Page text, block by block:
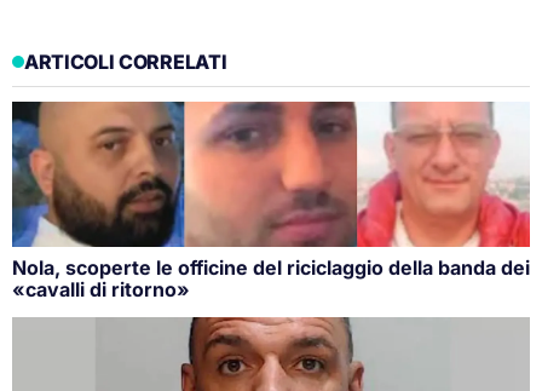
ARTICOLI CORRELATI
Nola, scoperte le officine del riciclaggio della banda dei
«cavalli di ritorno»